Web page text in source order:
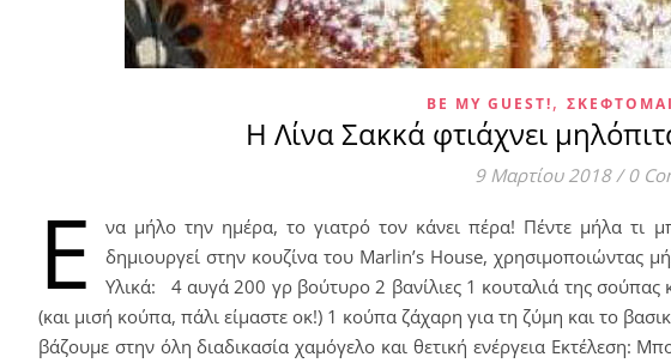
BE MY GUEST!,
Η Λίνα Σακκά φτιάχνει
9 Μαρτίου 2018 / 0
Έ
να μήλο την ημέρα, το γιατρό τον κάνει πέρα! Πέντε μήλα
δημιουργεί στην κουζίνα του Marlin’s House, χρησιμοποιώντας
Υλικά: 4 αυγά 200 γρ βούτυρο 2 βανίλιες 1 κουταλιά της
(και μισή κούπα, πάλι είμαστε οκ!) 1 κούπα ζάχαρη για τη ζύμη και το
βάζουμε στην όλη διαδικασία χαμόγελο και θετική ενέργεια Εκτέλεση: